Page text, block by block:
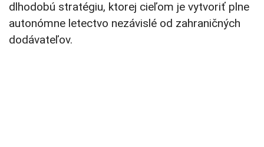
dlhodobú stratégiu, ktorej cieľom je vytvoriť plne
autonómne letectvo nezávislé od zahraničných
dodávateľov.